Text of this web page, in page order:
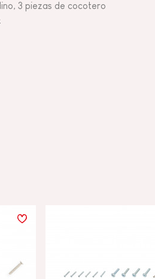
3 piezas de cocotero